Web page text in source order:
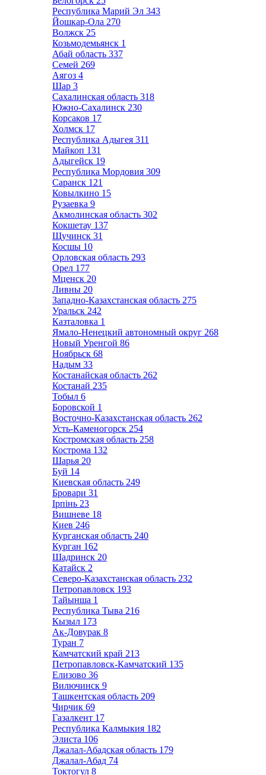
Республика Марий Эл 343
Йошкар-Ола 270
Волжск 25
Козьмодемьянск 1
Абай область 337
Семей 269
Аягоз 4
Шар 3
Сахалинская область 318
Южно-Сахалинск 230
Корсаков 17
Холмск 17
Республика Адыгея 311
Майкоп 131
Адыгейск 19
Республика Мордовия 309
Саранск 121
Ковылкино 15
Рузаевка 9
Акмолинская область 302
Кокшетау 137
Щучинск 31
Косшы 10
Орловская область 293
Орел 177
Мценск 20
Ливны 20
Западно-Казахстанская область 275
Уральск 242
Казталовка 1
Ямало-Ненецкий автономный округ 268
Новый Уренгой 86
Ноябрьск 68
Надым 33
Костанайская область 262
Костанай 235
Тобыл 6
Боровской 1
Восточно-Казахстанская область 262
Усть-Каменогорск 254
Костромская область 258
Кострома 132
Шарья 20
Буй 14
Киевская область 249
Бровари 31
Ірпінь 23
Вишневе 18
Киев 246
Курганская область 240
Курган 162
Шадринск 20
Катайск 2
Северо-Казахстанская область 232
Петропавловск 193
Тайынша 1
Республика Тыва 216
Кызыл 173
Ак-Довурак 8
Туран 7
Камчатский край 213
Петропавловск-Камчатский 135
Елизово 36
Вилючинск 9
Ташкентская область 209
Чирчик 69
Газалкент 17
Республика Калмыкия 182
Элиста 106
Джалал-Абадская область 179
Джалал-Абад 74
Токтогул 8